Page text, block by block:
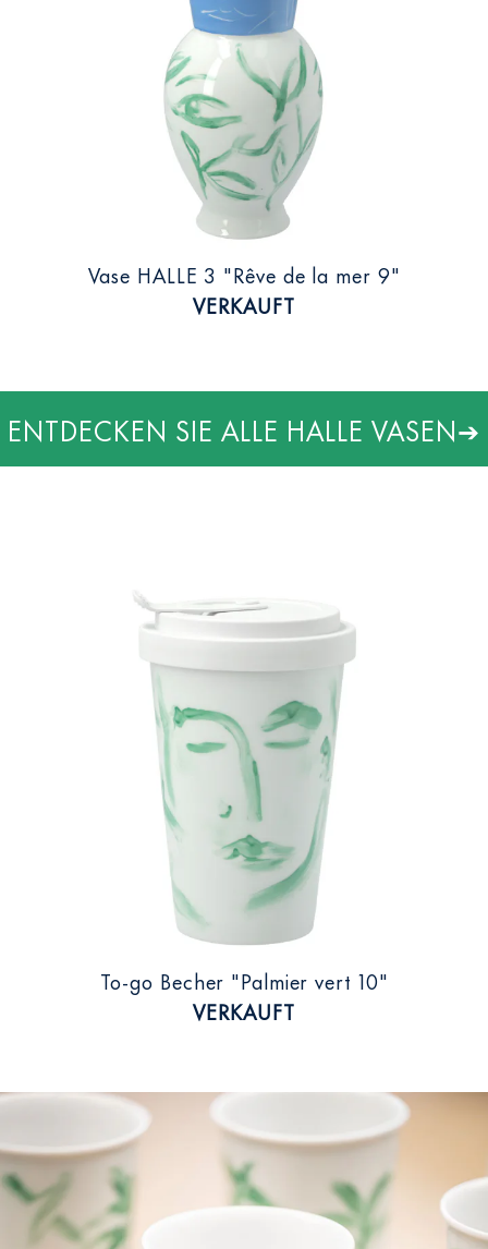
Vase HALLE 3 "Rêve de la mer 9"
VERKAUFT
ENTDECKEN SIE ALLE HALLE VASEN➔
To-go Becher "Palmier vert 10"
VERKAUFT